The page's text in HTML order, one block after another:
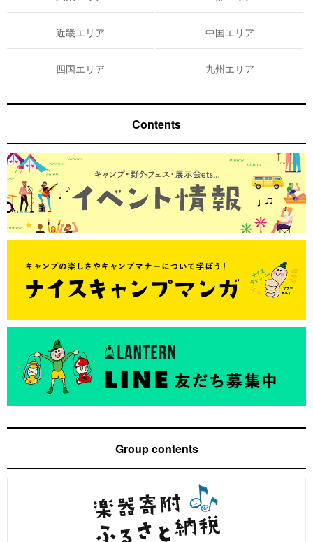
近畿エリア 中国エリア
四国エリア 九州エリア
Contents
Group contents